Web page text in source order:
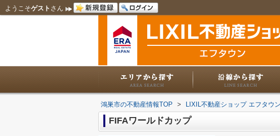
ようこそゲスト さん
鴻巣市の不動産情報TOP > LIXIL不動産ショップ エフタウ
FIFAワールドカップ